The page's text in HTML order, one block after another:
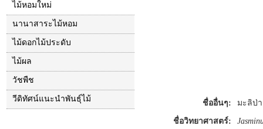
ไม้หอมใหม่
นานาสาระไม้หอม
ไม้ดอกไม้ประดับ
ไม้ผล
วัชพืช
วีดิทัศน์แนะนำพันธุ์ไม้ ชื่ออื่นๆ: มะลิป่
ชื่อวิทยาศาสตร์: